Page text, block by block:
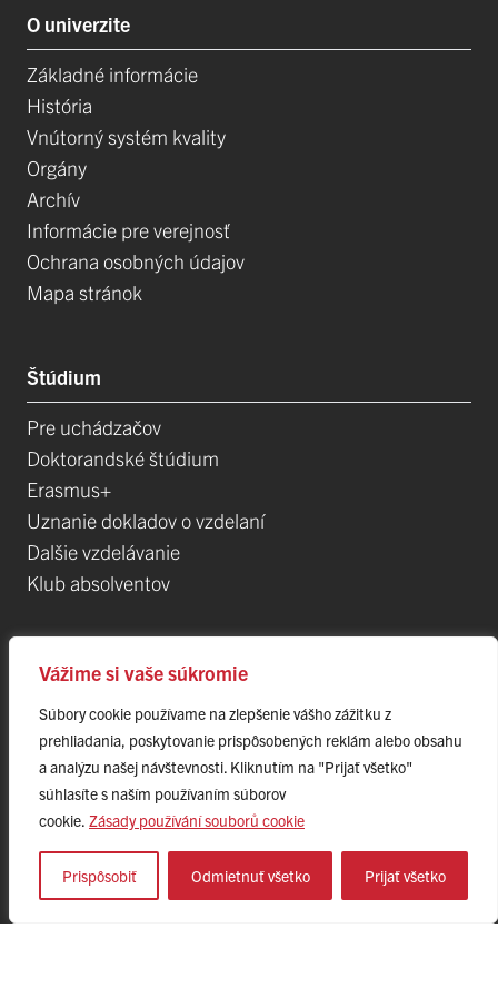
Vážime si vaše súkromie
Súbory cookie používame na zlepšenie vášho zážitku z
prehliadania, poskytovanie prispôsobených reklám alebo obsahu
a analýzu našej návštevnosti. Kliknutím na "Prijať všetko"
súhlasíte s naším používaním súborov
cookie. Zásady používání souborů cookie
Prispôsobiť Odmietnuť všetko Prijať všetko
O univerzite
Základné informácie
História
Vnútorný systém kvality
Orgány
Archív
Informácie pre verejnosť
Ochrana osobných údajov
Mapa stránok
Štúdium
Pre uchádzačov
Doktorandské štúdium
Erasmus+
Uznanie dokladov o vzdelaní
Dalšie vzdelávanie
Klub absolventov
Veda
Postdoktorandské pozíce
Projekty
Špičkové tímy
TIP-UPJŠ
Evidencia publikačnej činnosti
Habilitačné a vymenúvacie konania